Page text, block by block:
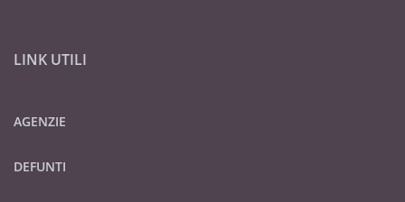
LINK UTILI
AGENZIE
DEFUNTI